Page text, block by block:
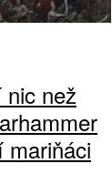
než
mariňáci